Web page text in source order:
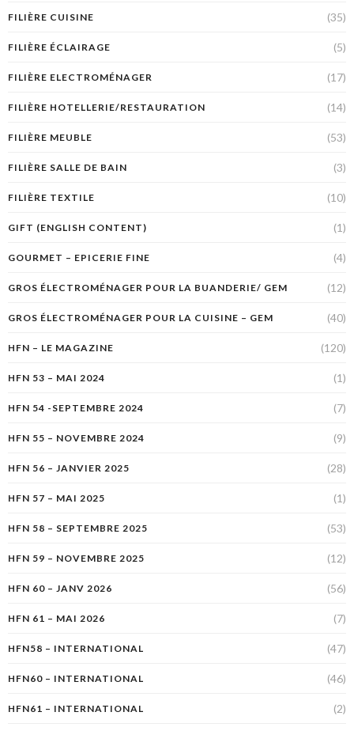
FILIÈRE CUISINE (35)
FILIÈRE ÉCLAIRAGE (5)
FILIÈRE ELECTROMÉNAGER (17)
FILIÈRE HOTELLERIE/RESTAURATION (14)
FILIÈRE MEUBLE (53)
FILIÈRE SALLE DE BAIN (3)
FILIÈRE TEXTILE (10)
GIFT (ENGLISH CONTENT) (1)
GOURMET – EPICERIE FINE (4)
GROS ÉLECTROMÉNAGER POUR LA BUANDERIE/ GEM (12)
GROS ÉLECTROMÉNAGER POUR LA CUISINE – GEM (40)
HFN – LE MAGAZINE (120)
HFN 53 – MAI 2024 (1)
HFN 54 -SEPTEMBRE 2024 (7)
HFN 55 – NOVEMBRE 2024 (9)
HFN 56 – JANVIER 2025 (28)
HFN 57 – MAI 2025 (1)
HFN 58 – SEPTEMBRE 2025 (53)
HFN 59 – NOVEMBRE 2025 (12)
HFN 60 – JANV 2026 (56)
HFN 61 – MAI 2026 (7)
HFN58 – INTERNATIONAL (47)
HFN60 – INTERNATIONAL (46)
HFN61 – INTERNATIONAL (2)